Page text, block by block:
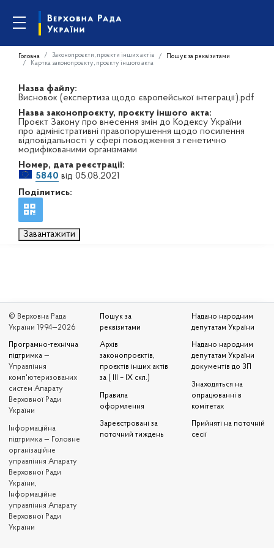
Головна Законопроєкти, проєкти інших актів
Пошук за реквізитами
Картка законопроєкту, проєкту іншого акта
Назва файлу:
Висновок (експертиза щодо європейської інтеграції).pdf
Назва законопроєкту, проєкту іншого акта:
Проєкт Закону про внесення змін до Кодексу України
про адміністративні правопорушення щодо посилення
відповідальності у сфері поводження з генетично
модифікованими організмами
Номер, дата реєстрації:
5840 від 05.08.2021
Поділитись:
Завантажити
© Верховна Рада
України 1994—2026
Програмно-технічна
підтримка —
Управління
комп'ютеризованих
систем Апарату
Верховної Ради
України
Iнформаційна
підтримка — Головне
організаційне
управління Апарату
Верховної Ради
України,
Інформаційне
управління Апарату
Верховної Ради
України
Пошук за
реквізитами
Архів
законопроєктів,
проєктів інших актів
за ( III – IX скл.)
Правила
оформлення
Зареєстровані за
поточний тиждень
Надано народним
депутатам України
Надано народним
депутатам України
документів до ЗП
Знаходяться на
опрацюванні в
комітетах
Прийняті на поточній
сесії